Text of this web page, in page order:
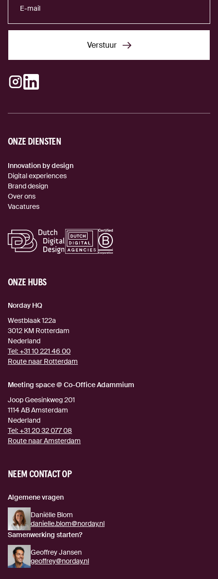
Verstuur
Instagram
LinkedIn
ONZE DIENSTEN
Innovation by design
Digital experiences
Brand design
Over ons
Vacatures
ONZE HUBS
Norday HQ
Westblaak 122a
3012 KM Rotterdam
Nederland
Tel: +31 10 221 46 00
Route naar Rotterdam
Meeting space @ Co-Office Adammium
Joop Geesinkweg 201
1114 ABAmsterdam
Nederland
Tel: +31 20 32 077 08
Route naar Amsterdam
NEEM CONTACT OP
Algemene vragen
Daniëlle Blom
danielle.blom@norday.nl
Samenwerking starten?
Geoffrey Jansen
geoffrey@norday.nl